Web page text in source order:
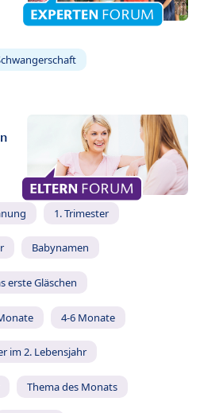
1. Trimester
Babynamen
erste Gläschen
4-6 Monate
im 2. Lebensjahr
Thema des Monats